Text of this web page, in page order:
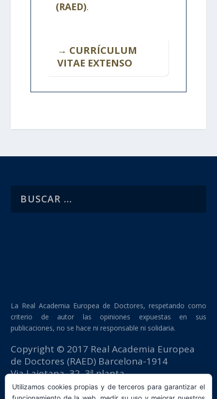
(RAED).
→ CURRÍCULUM
VITAE EXTENSO
La Real Academia Europea de Doctores, respetando como
criterio de autor las opiniones expuestas en sus
publicaciones, no se hace ni responsable ni solidaria.
Copyright © 2017 Real Academia Europea
de Doctores (RAED) Barcelona-1914
Via Laietana, 32, 3ª planta
Edificio Fomento del Trabajo
Utilizamos cookies propias y de terceros para garantizar el